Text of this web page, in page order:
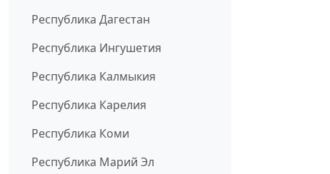
Республика Дагестан
Республика Ингушетия
Республика Калмыкия
Республика Карелия
Республика Коми
Республика Марий Эл